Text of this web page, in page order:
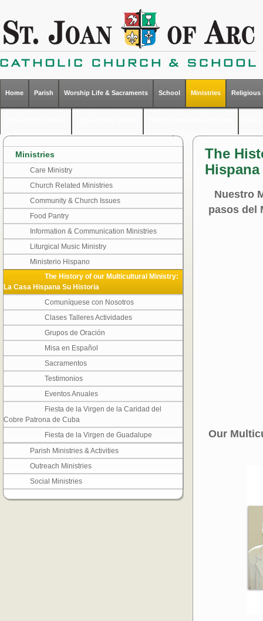
Home Parish Worship Life & Sacraments School Ministries Religious
Ministries
Care Ministry
Church Related Ministries
Community & Church Issues
Food Pantry
Information & Communication Ministries
Liturgical Music Ministry
Ministerio Hispano
The History of our Multicultural Ministry:
La Casa Hispana Su Historia
Comuníquese con Nosotros
Clases Talleres Actividades
Grupos de Oración
Misa en Español
Sacramentos
Testimonios
Eventos Anuales
Fiesta de la Virgen de la Caridad del
Cobre Patrona de Cuba
Fiesta de la Virgen de Guadalupe
Parish Ministries & Activities
Outreach Ministries
Social Ministries
The
Nuestro
pasos del
Our